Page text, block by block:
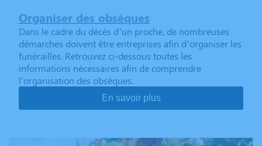
Organiser des obsèques
Dans le cadre du décès d’un proche, de nombreuses
démarches doivent être entreprises afin d’organiser les
funérailles. Retrouvez ci-dessous toutes les
informations nécessaires afin de comprendre
l'organisation des obsèques.
En savoir plus